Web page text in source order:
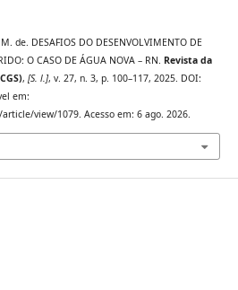
de. DESAFIOS DO DESENVOLVIMENTO DE
O CASO DE ÁGUA NOVA – RN. Revista da
, [S. l.], v. 27, n. 3, p. 100–117, 2025. DOI:
em:
view/1079. Acesso em: 6 ago. 2026.